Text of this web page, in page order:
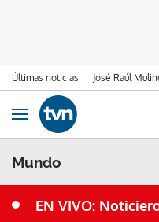
Últimas noticias José Raúl
Ir al contenido
Obrir navegació
Mundo
EN VIVO: